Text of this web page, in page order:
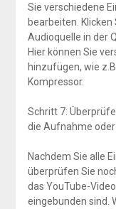
Sie verschiedene
bearbeiten.
Audioquelle in der
Hier können Sie
hinzufügen, wie
Kompressor.
Schritt 7:
die Aufnahme oder
Nachdem Sie alle
überprüfen Sie
das YouTube-
eingebunden sind.